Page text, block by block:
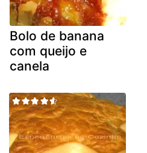
Bolo de banana
com queijo e
canela